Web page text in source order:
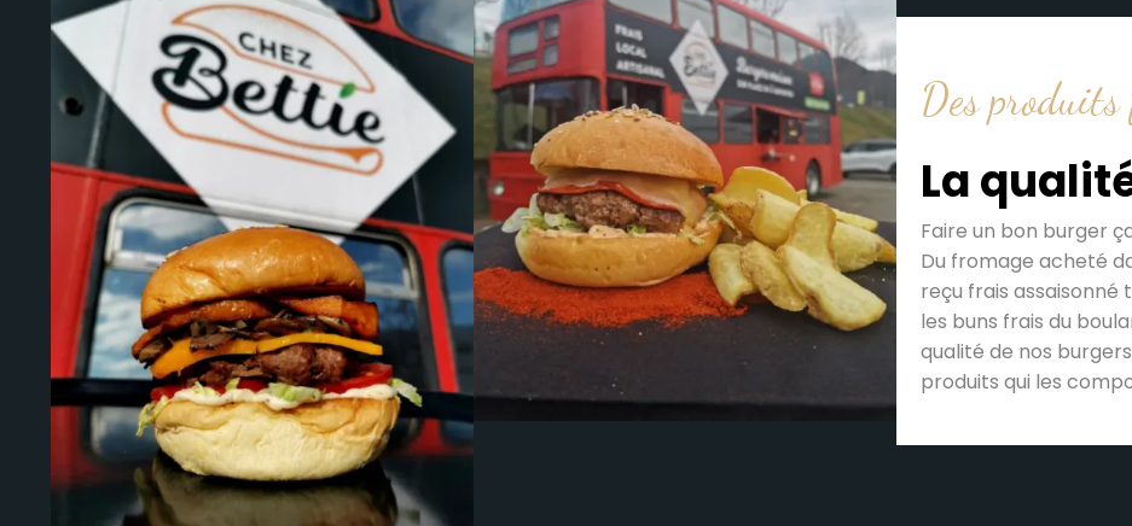
Des
La
Faire un bon burger
Du fromage acheté
reçu frais assaisonné
les buns frais du
qualité de nos
produits qui les